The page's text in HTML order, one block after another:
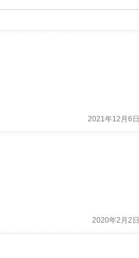
2021年12月6日
2020年2月2日